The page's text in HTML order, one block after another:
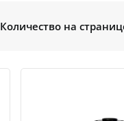
Количество на